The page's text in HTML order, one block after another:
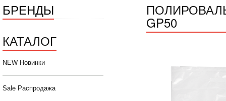
БРЕНДЫ
КАТАЛОГ
NEW Новинки
Sale Распродажа
GP50